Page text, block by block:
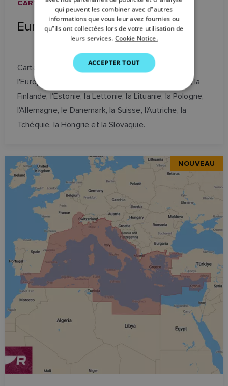
CARTES NAUTIQUES / CARTE LIGHTHOUSE
Europe du Nord
Carte microSD préchargée avec couverture de
l'Europe du Nord, y compris la Norvège, la Suède, la
Finlande, l'Estonie, la Lettonie, la Lituanie, la Pologne,
l'Allemagne, le Danemark, la Suisse, l'Autriche, la
Tchéquie, la Hongrie et la Slovaquie.
NOUVEAU
SWEDISH
GERMAN
DUTCH
SPANISH
qui peuvent les combiner avec d"autres
informations que vous leur avez fournies ou
qu"ils ont collectées lors de votre utilisation de
leurs services. Cookie Notice.
ACCEPTER TOUT